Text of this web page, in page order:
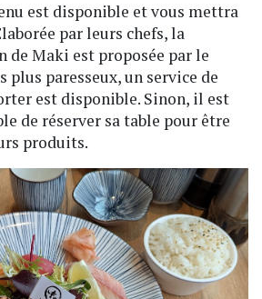
est disponible et vous mettra
par leurs chefs, la
de Maki est proposée par le
plus paresseux, un service de
est disponible. Sinon, il est
de réserver sa table pour être
produits.